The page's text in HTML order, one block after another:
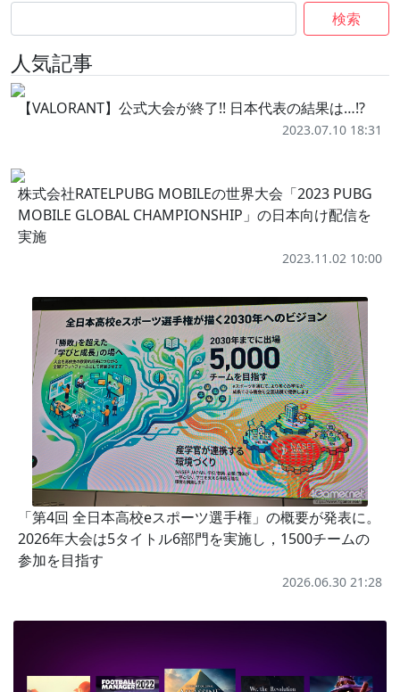
検索
人気記事
【VALORANT】公式大会が終了!! 日本代表の結果は…!?
2023.07.10 18:31
株式会社RATELPUBG MOBILEの世界大会「2023 PUBG
MOBILE GLOBAL CHAMPIONSHIP」の日本向け配信を
実施
2023.11.02 10:00
「第4回 全日本高校eスポーツ選手権」の概要が発表に。
2026年大会は5タイトル6部門を実施し，1500チームの
参加を目指す
2026.06.30 21:28